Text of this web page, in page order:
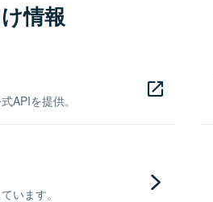
情報
APIを提供。
います。